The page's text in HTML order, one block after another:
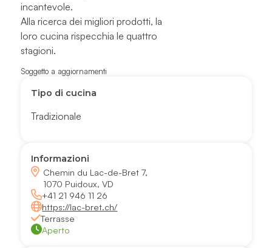
incantevole.
Alla ricerca dei migliori prodotti, la
loro cucina rispecchia le quattro
stagioni.
Soggetto a aggiornamenti
Tipo di cucina
Tradizionale
Informazioni
Chemin du Lac-de-Bret 7,
1070 Puidoux, VD
+41 21 946 11 26
https://lac-bret.ch/
Terrasse
Aperto